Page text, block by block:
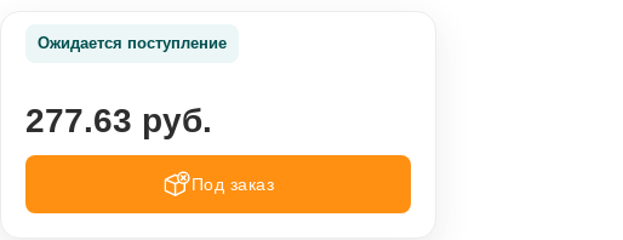
Ожидается поступление
277.63 руб.
Под заказ